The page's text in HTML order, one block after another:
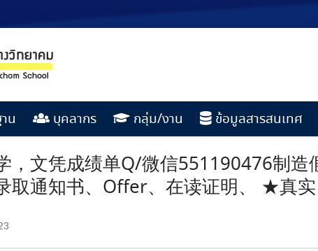
น บุคลากร กลุ่ม/งาน ข้อมูลสารสนเทศ
，文凭成绩单Q/微信551190476制
取通知书、Offer、在读证明、 ★真实